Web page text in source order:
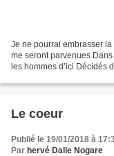
Je ne pourrai embrasser la
me seront parvenues
les hommes d’ici Décidés
Le coeur
Publié le 19/01/2018 à
Par hervé Dalle Nogare